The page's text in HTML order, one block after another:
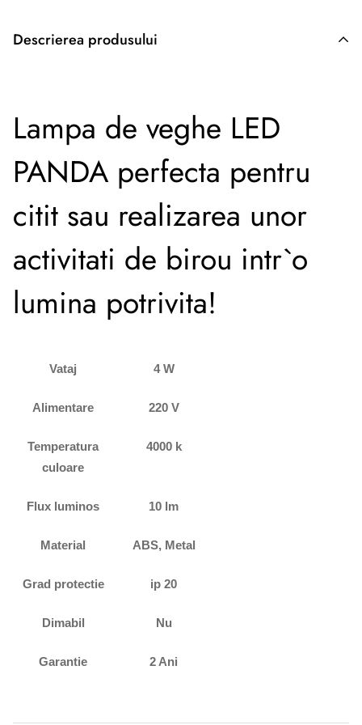
Descrierea produsului
Lampa de veghe LED
PANDA perfecta pentru
citit sau realizarea unor
activitati de birou intr`o
lumina potrivita!
Vataj 4 W
Alimentare 220 V
Temperatura
culoare
4000 k
Flux luminos 10 lm
Material ABS, Metal
Grad protectie ip 20
Dimabil Nu
Garantie 2 Ani